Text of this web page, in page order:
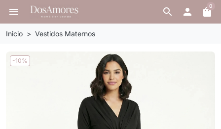
search
menu  shopping_bag0
Inicio Vestidos Maternos
-10%